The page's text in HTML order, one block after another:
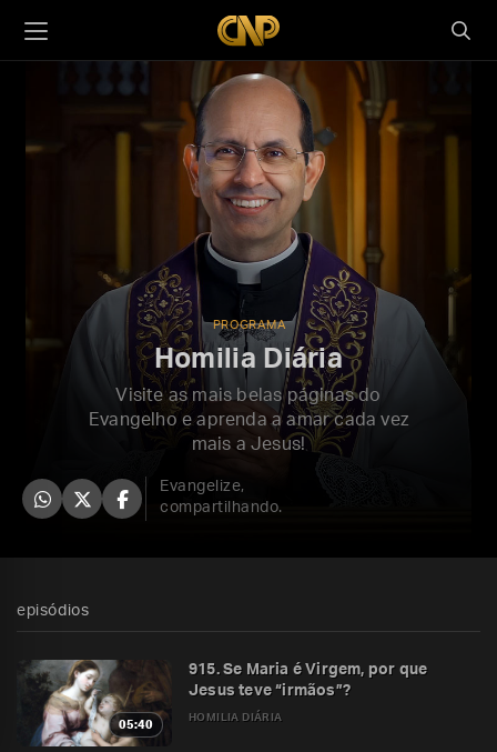
PROGRAMA
Homilia Diária
Visite as mais belas páginas do
Evangelho e aprenda a amar cada vez
mais a Jesus!
Evangelize,
compartilhando.
episódios
05:40
915. Se Maria é Virgem, por que
Jesus teve “irmãos”?
HOMILIA DIÁRIA